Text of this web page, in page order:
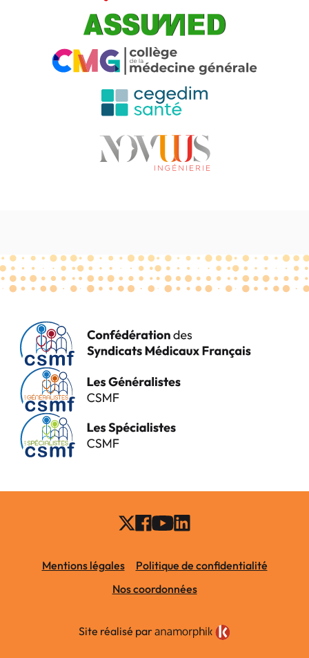
Mentions légales
Politique de confidentialité
Nos coordonnées
Site réalisé par